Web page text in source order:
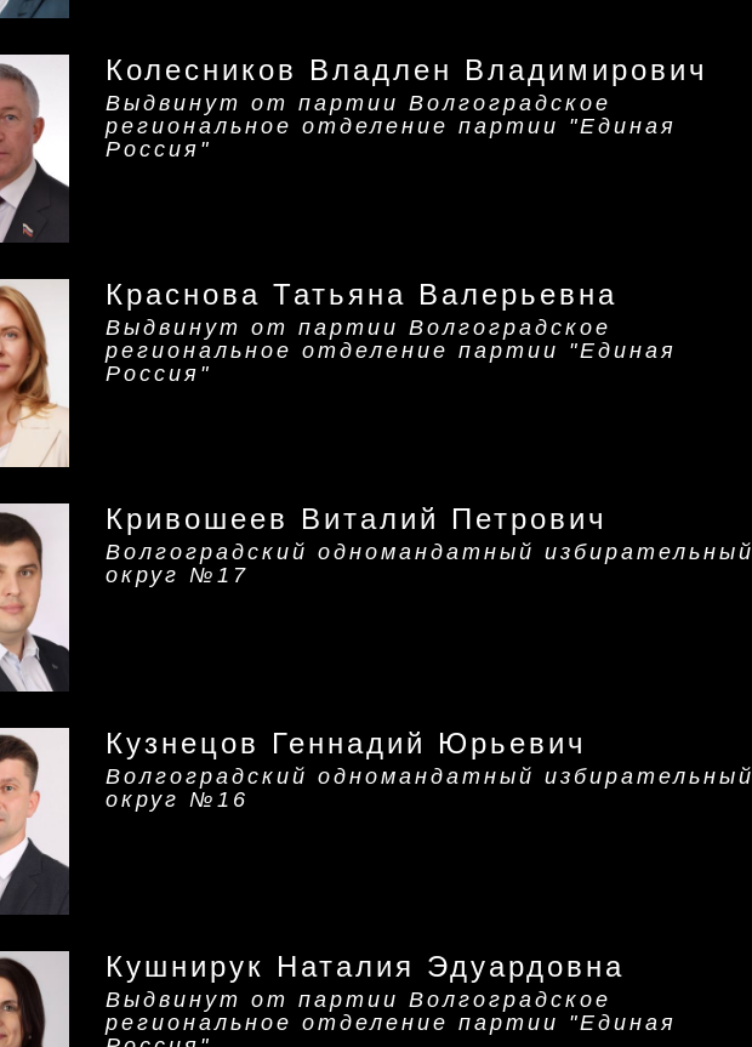
Колесников Владлен Владимирович
Выдвинут от партии Волгоградское
региональное отделение партии "Единая
Россия"
Краснова Татьяна Валерьевна
Выдвинут от партии Волгоградское
региональное отделение партии "Единая
Россия"
Кривошеев Виталий Петрович
Волгоградский одномандатный избирательный
округ №17
Кузнецов Геннадий Юрьевич
Волгоградский одномандатный избирательный
округ №16
Кушнирук Наталия Эдуардовна
Выдвинут от партии Волгоградское
региональное отделение партии "Единая